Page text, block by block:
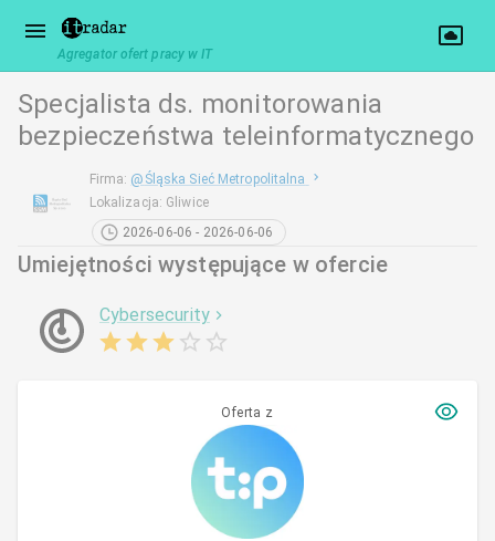
Agregator ofert pracy w IT
Specjalista ds. monitorowania
bezpieczeństwa teleinformatycznego
Firma: @ Śląska Sieć Metropolitalna
Lokalizacja: Gliwice
2026-06-06 - 2026-06-06
Umiejętności występujące w ofercie
Cybersecurity
Oferta z